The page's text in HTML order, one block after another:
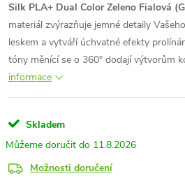
Silk PLA+ Dual Color Zeleno Fialová
materiál zvýrazňuje jemné detaily
leskem a vytváří úchvatné efekty
tóny měnící se o 360° dodají výtvorům
informace
Skladem
11.8.2026
Možnosti doručení